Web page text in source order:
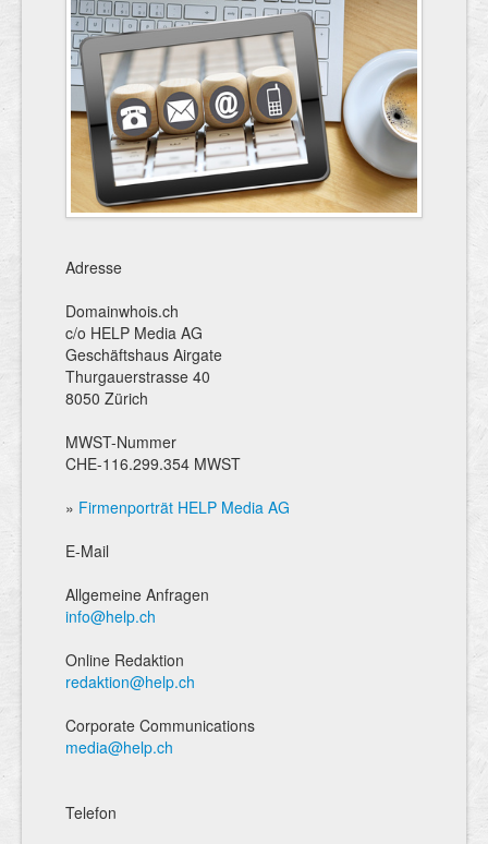
Adresse
Domainwhois.ch
c/o HELP Media AG
Geschäftshaus Airgate
Thurgauerstrasse 40
8050 Zürich
MWST-Nummer
CHE-116.299.354 MWST
» Firmenporträt HELP Media AG
E-Mail
Allgemeine Anfragen
info@help.ch
Online Redaktion
redaktion@help.ch
Corporate Communications
media@help.ch
Telefon